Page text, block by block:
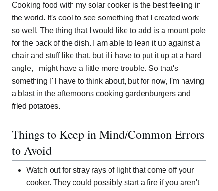
Cooking food with my solar cooker is the best feeling in
the world. It's cool to see something that I created work
so well. The thing that I would like to add is a mount pole
for the back of the dish. I am able to lean it up against a
chair and stuff like that, but if i have to put it up at a hard
angle, I might have a little more trouble. So that's
something I'll have to think about, but for now, I'm having
a blast in the afternoons cooking gardenburgers and
fried potatoes.
Things to Keep in Mind/Common Errors
to Avoid
Watch out for stray rays of light that come off your
cooker. They could possibly start a fire if you aren't